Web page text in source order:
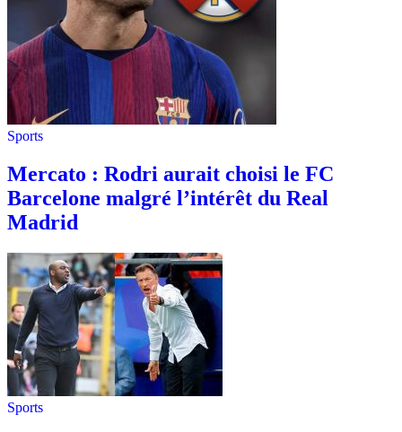
Sports
Mercato : Rodri aurait choisi le FC
Barcelone malgré l’intérêt du Real
Madrid
Sports